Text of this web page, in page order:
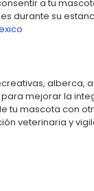
a tu
durante su
alberca,
mejorar la
tu mascota con
veterinaria y